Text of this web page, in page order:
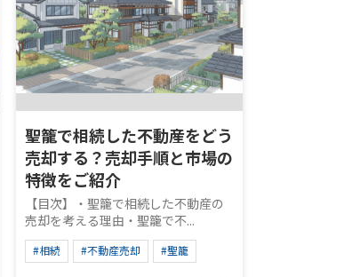
聖籠で相続した不動産をどう
売却する？売却手順と市場の
特徴をご紹介
【目次】・聖籠で相続した不動産の
売却を考える理由・聖籠で不...
#相続 #不動産売却 #聖籠